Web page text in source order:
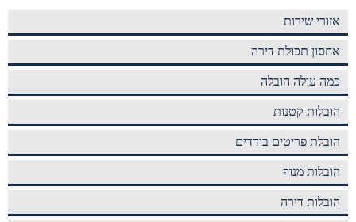
אזורי שירות
אחסון תכולת דירה
כמה עולה הובלה
הובלות קטנות
הובלת פריטים בודדים
הובלות מנוף
הובלות דירה